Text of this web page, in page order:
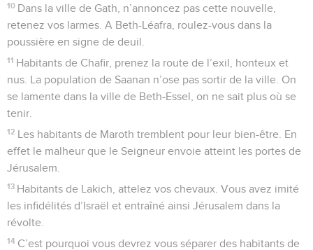
10 Dans la ville de Gath, n’annoncez pas cette nouvelle,
retenez vos larmes. A Beth-Léafra, roulez-vous dans la
poussière en signe de deuil.
11 Habitants de Chafir, prenez la route de l’exil, honteux et
nus. La population de Saanan n’ose pas sortir de la ville. On
se lamente dans la ville de Beth-Essel, on ne sait plus où se
tenir.
12 Les habitants de Maroth tremblent pour leur bien-être. En
effet le malheur que le Seigneur envoie atteint les portes de
Jérusalem.
13 Habitants de Lakich, attelez vos chevaux. Vous avez imité
les infidélités d’Israël et entraîné ainsi Jérusalem dans la
révolte.
14 C’est pourquoi vous devrez vous séparer des habitants de